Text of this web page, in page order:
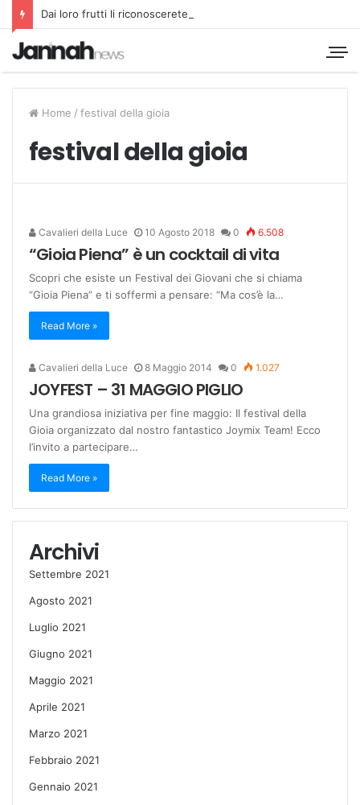
Dai loro frutti li riconoscerete
Home / festival della gioia
festival della gioia
Cavalieri della Luce 10 Agosto 2018 0 6.508
“Gioia Piena” è un cocktail di vita
Scopri che esiste un Festival dei Giovani che si chiama
“Gioia Piena” e ti soffermi a pensare: “Ma cos’è la…
Read More »
Cavalieri della Luce 8 Maggio 2014 0 1.027
JOYFEST – 31 MAGGIO PIGLIO
Una grandiosa iniziativa per fine maggio: Il festival della
Gioia organizzato dal nostro fantastico Joymix Team! Ecco
l’invito a partecipare…
Read More »
Archivi
Settembre 2021
Agosto 2021
Luglio 2021
Giugno 2021
Maggio 2021
Aprile 2021
Marzo 2021
Febbraio 2021
Gennaio 2021